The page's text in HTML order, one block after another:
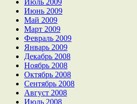
Июнь 2009
Май 2009
Март 2009
Февраль 2009
Январь 2009
Декабрь 2008
Ноябрь 2008
Октябрь 2008
Сентябрь 2008
Август 2008
Июль 2008